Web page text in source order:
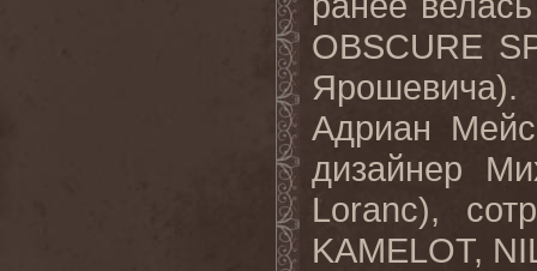
OBSCURE
Адриан
дизайнер
Loranc),
KAMELOT,